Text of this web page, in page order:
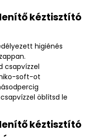
kéztisztító
higiénés
csapvízzel
soft-ot
öblítsd le
kéztisztító